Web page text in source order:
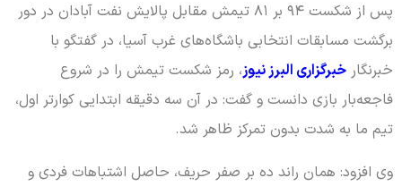
پس از شکست ۹۴ بر ۸۱ تیمش مقابل پالایش نفت آبادان در دور
برگشت مسابقات انتخابی باشگاه‌های غرب آسیا، در گفتگو با
خبرنگار خبرگزاری البرز نیوز، رمز شکست تیمش را در شروع
فاجعه‌بار بازی دانست و گفت: در آن سه دقیقه ابتدایی کوارتر اول،
تیم ما به شدت بدون تمرکز ظاهر شد.
وی افزود: همان راند ده بر صفر حریف، حاصل اشتباهات فردی و